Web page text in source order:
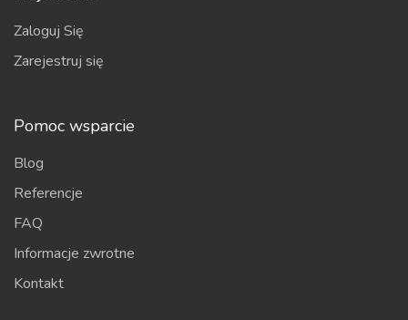
Zaloguj Się
Zarejestruj się
Pomoc wsparcie
Blog
Referencje
FAQ
Informacje zwrotne
Kontakt